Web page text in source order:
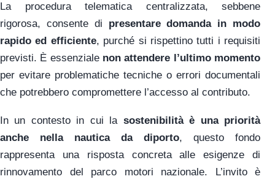
La procedura telematica centralizzata, sebbene
rigorosa, consente di presentare domanda in modo
rapido ed efficiente, purché si rispettino tutti i requisiti
previsti. È essenziale non attendere l’ultimo momento
per evitare problematiche tecniche o errori documentali
che potrebbero compromettere l’accesso al contributo.
In un contesto in cui la sostenibilità è una priorità
anche nella nautica da diporto, questo fondo
rappresenta una risposta concreta alle esigenze di
rinnovamento del parco motori nazionale. L’invito è